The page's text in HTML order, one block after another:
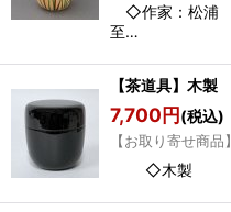
◇作家：松浦
至…
【茶道具
7,700円(税込)
【お取り寄せ商品】
◇木製 ◇